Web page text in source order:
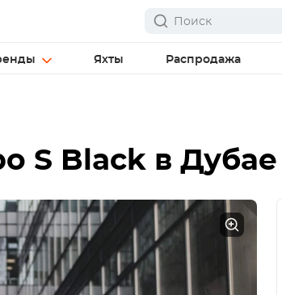
Яхты Распродажа
S Black в Дубае